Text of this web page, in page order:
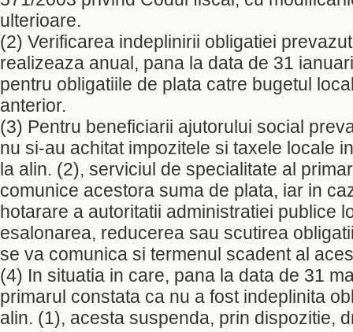
ulterioare.
(2) Verificarea indeplinirii obligatiei
realizeaza anual, pana la data de 31
pentru obligatiile de plata catre bugetul
anterior.
(3) Pentru beneficiarii ajutorului social
nu si-au achitat impozitele si taxele locale
la alin. (2), serviciul de specialitate al
comunice acestora suma de plata, iar in
hotarare a autoritatii administratiei publice
esalonarea, reducerea sau scutirea
se va comunica si termenul scadent al
(4) In situatia in care, pana la data de 31
primarul constata ca nu a fost indeplinita
alin. (1), acesta suspenda, prin dispozitie,